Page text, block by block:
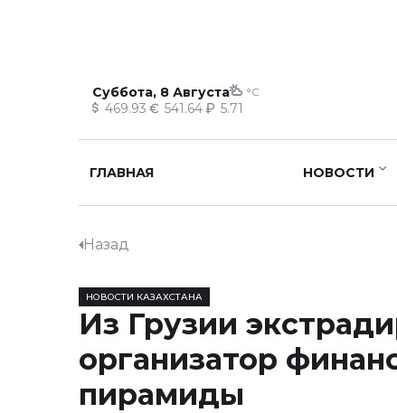
Суббота, 8 Августа °C
469.93 541.64 5.71
ГЛАВНАЯ НОВОСТИ
Назад
НОВОСТИ КАЗАХСТАНА
Из Грузии
организатор
пирамиды